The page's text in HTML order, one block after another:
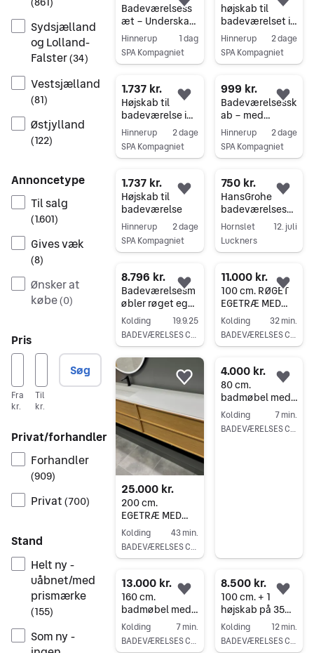
Sydsjælland
og Lolland-
Falster(34)
Vestsjælland
(81)
Østjylland
(122)
Annoncetype
Til salg
(1.601)
Gives væk
(8)
Ønsker at
købe(0)
Pris
Fra
kr.
Til
kr.
Søg
Privat/forhandler
Forhandler
(909)
Privat (700)
Stand
Helt ny -
uåbnet/med
prismærke
(155)
Som ny -
Badeværelsess
æt – Underskab
m. vask, højskab
& spejl m. lys
Hinnerup
1 dag
SPA Kompagniet
Føj til favoritter.
højskab til
badeværelset i
sort
Hinnerup
2 dage
SPA Kompagniet
1.737 kr.
Højskab til
badeværelse i
sort
Hinnerup
2 dage
SPA Kompagniet
Føj til favoritter.
999 kr.
Badeværelsessk
ab – med
brugsridser, fås i
hvid og sort!
Hinnerup
2 dage
SPA Kompagniet
Føj
1.737 kr.
Højskab til
badeværelse
Hinnerup
2 dage
SPA Kompagniet
Føj til favoritter.
750 kr.
HansGrohe
badeværelsesmi
ljø
Hornslet
12. juli
Luckners
8.796 kr.
Badeværelsesm
øbler røget ege
træ 120 cm
snedker
badeværelsesm
øbler
Kolding
19.9.25
BADEVÆRELSES CENTER KOLDING
Føj til favoritter.
Gå til annoncen
11.000 kr.
100 cm. RØGET
EGETRÆ MED
CORIANVASK
SNEDKER
BADEVÆRELSES
badmøbler
Kolding
32 min.
BADEVÆRELSES CENTER KOLDING
25.000 kr.
200 cm.
EGETRÆ MED
CORIANVASK
SNEDKER
BADEVÆRELSES
badmøbler
Kolding
43 min.
BADEVÆRELSES CENTER KOLDING
Føj til favoritter.
4.000 kr.
80 cm.
badmøbel med
KUMA HVID MAT
VASK
LAGERSALG.
Kolding
7 min.
BADEVÆRELSES CENTER KOLDING
13.000 kr.
160 cm.
badmøbel med
KUMA GRASOLIT
VASK
LAGERSALG.
Kolding
7 min.
BADEVÆRELSES CENTER KOLDING
Føj til favoritter.
8.500 kr.
100 cm. + 1
højskab på 35
cm. bredde
SPAR 50 % PÅ
BADEVÆRELSE
Kolding
12 min.
BADEVÆRELSES CENTER KOLDING